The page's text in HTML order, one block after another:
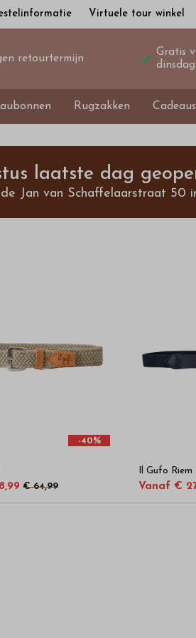
Virtuele tour winkel
retourtermijn
Gratis
Rugzakken Cadeaus
laatste dag
Jan van Schaffelaarstraat 50
-40%
€ 64,99
Il Gufo Riem
Vanaf €